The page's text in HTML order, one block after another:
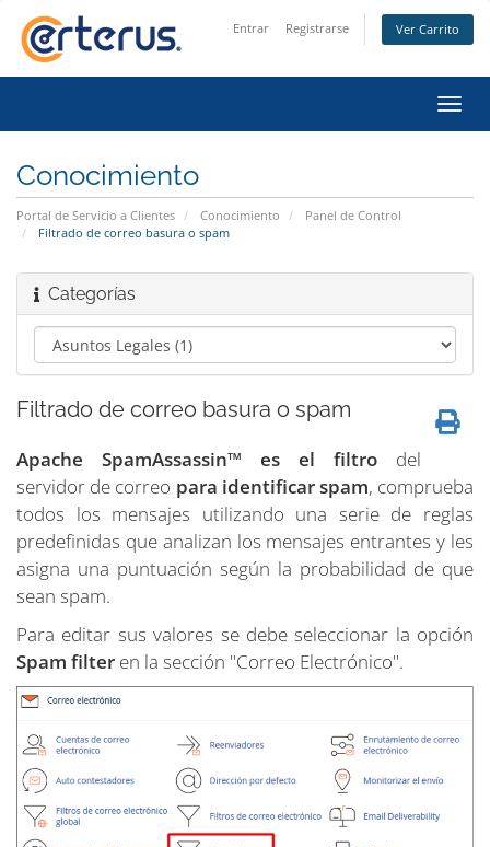
Entrar Registrarse Ver Carrito
Conocimiento
Portal de Servicio a Clientes Conocimiento
Panel de Control
Filtrado de correo basura o spam
Categorías
Filtrado de correo basura o spam
Apache SpamAssassin™ es el filtro del
servidor de correo para identificar spam, comprueba
todos los mensajes utilizando una serie de reglas
predefinidas que analizan los mensajes entrantes y les
asigna una puntuación según la probabilidad de que
sean spam.
Para editar sus valores se debe seleccionar la opción
Spam filter en la sección "Correo Electrónico".